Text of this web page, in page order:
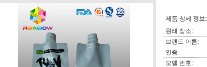
제품 상세 정보:
원래 장소:
브랜드 이름:
인증:
모델 번호: